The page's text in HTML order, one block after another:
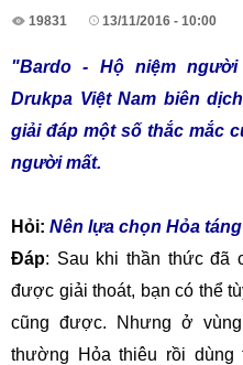
19831 13/11/2016 - 10:00
"Bardo - Hộ niệm
Drukpa Việt Nam biên
giải đáp một số thắc mắc
người mất.
Hỏi: Nên lựa chọn Hỏa
Đáp: Sau khi thần thức đã
được giải thoát, bạn có thể
cũng được. Nhưng ở
thường Hỏa thiêu rồi